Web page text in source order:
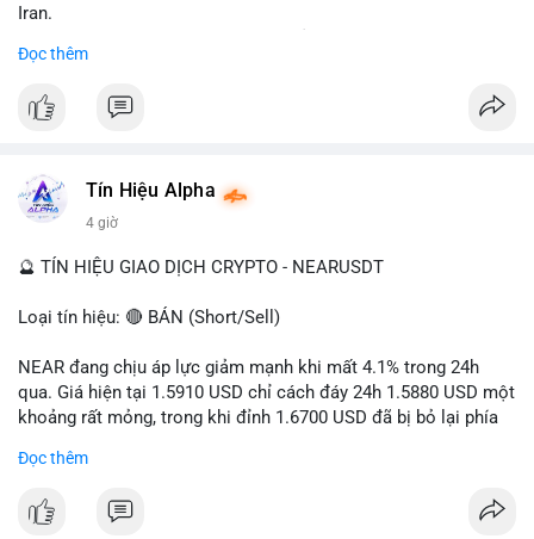
Iran.
- Tác động: rủi ro cho thị trường crypto, tăng áp lực pháp lý.
#binancesquare
#vlikevn #titanbot
📰 Nguồn: Cointelegraph
Đọc thêm
Tín Hiệu Alpha
4 giờ
🔮 TÍN HIỆU GIAO DỊCH CRYPTO - NEARUSDT
Loại tín hiệu: 🔴 BÁN (Short/Sell)
NEAR đang chịu áp lực giảm mạnh khi mất 4.1% trong 24h
qua. Giá hiện tại 1.5910 USD chỉ cách đáy 24h 1.5880 USD một
khoảng rất mỏng, trong khi đỉnh 1.6700 USD đã bị bỏ lại phía
kiểm soát hoàn toàn. Khối lượng giao dịch 10.29 triệu NEAR
tiếp diễn.
Đọc thêm